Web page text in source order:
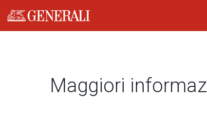
Generali logo
Maggiori